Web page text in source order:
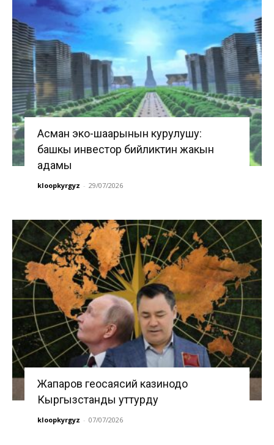
Асман эко-шаарынын курулушу:
башкы инвестор бийликтин жакын
адамы
kloopkyrgyz - 29/07/2026
Жапаров геосаясий казинодо
Кыргызстанды уттурду
kloopkyrgyz - 07/07/2026